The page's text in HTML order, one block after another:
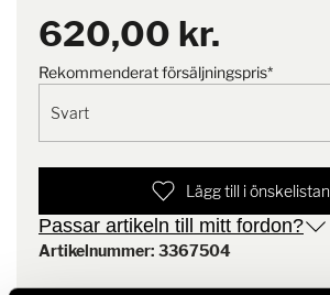
Leveransomfattning
620,00 kr.
Rekommenderat försäljningspris*
Lägg till i önskelistan
Passar artikeln till mitt fordon?
Artikelnummer: 3367504